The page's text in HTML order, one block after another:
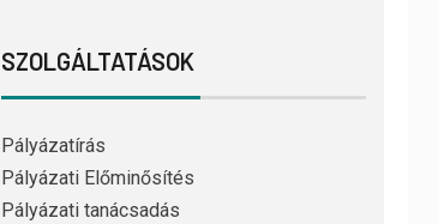
SZOLGÁLTATÁSOK
Pályázatírás
Pályázati Előminősítés
Pályázati tanácsadás